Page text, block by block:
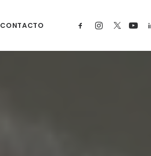
CONTACTO